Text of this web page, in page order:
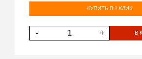
КУПИТЬ В 1 КЛИК
- + В